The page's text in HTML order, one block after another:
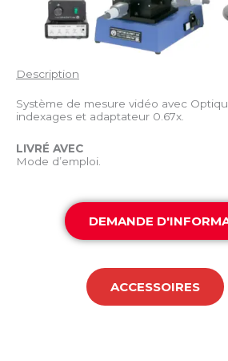
Description
Système de mesure vidéo avec
indexages et adaptateur 0.67x.
LIVRÉ AVEC
Mode d’emploi.
DEMANDE
ACCESSOIRES